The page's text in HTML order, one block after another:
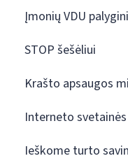
Įmonių VDU
STOP šešėliui
Krašto apsaugos
Interneto
Ieškome turto